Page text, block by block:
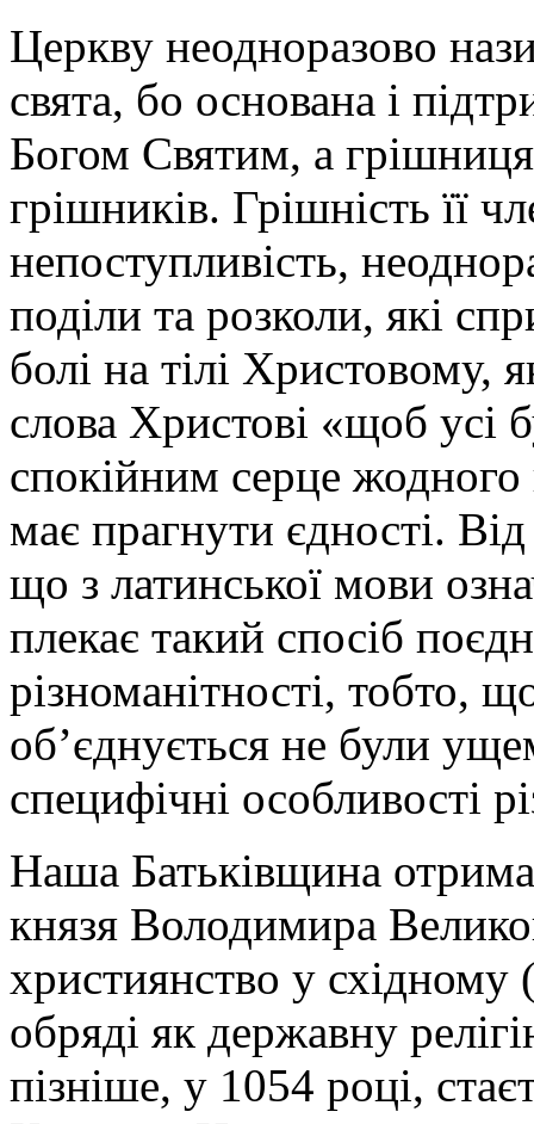
Церкву неодноразово
свята, бо основана і
Богом Святим, а
грішників. Грішність її
непоступливість,
поділи та розколи, які
болі на тілі Христовому,
слова Христові «щоб
спокійним серце
має прагнути єдності.
що з латинської мови
плекає такий спосіб
різноманітності, тобто,
об’єднується не були
специфічні особливості
Наша Батьківщина
князя Володимира
християнство у східному
обряді як державну
пізніше, у 1054 році,